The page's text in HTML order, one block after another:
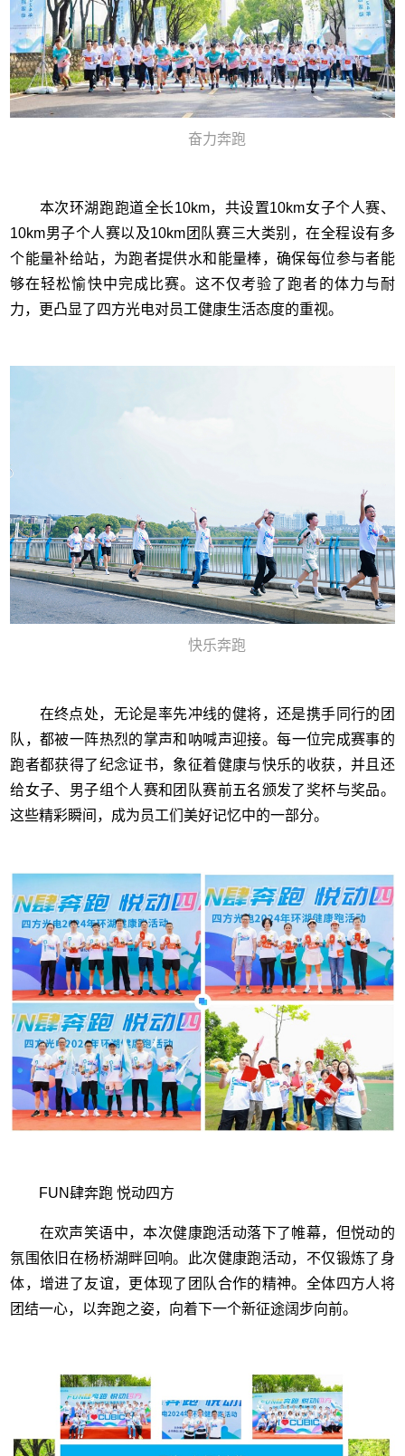
奋力奔跑
本次环湖跑跑道全长10km，共设置10km女子个人赛、
10km男子个人赛以及10km团队赛三大类别，在全程设有多
个能量补给站，为跑者提供水和能量棒，确保每位参与者能
够在轻松愉快中完成比赛。这不仅考验了跑者的体力与耐
力，更凸显了四方光电对员工健康生活态度的重视。
快乐奔跑
在终点处，无论是率先冲线的健将，还是携手同行的团
队，都被一阵热烈的掌声和呐喊声迎接。每一位完成赛事的
跑者都获得了纪念证书，象征着健康与快乐的收获，并且还
给女子、男子组个人赛和团队赛前五名颁发了奖杯与奖品。
这些精彩瞬间，成为员工们美好记忆中的一部分。
FUN肆奔跑 悦动四方
在欢声笑语中，本次健康跑活动落下了帷幕，但悦动的
氛围依旧在杨桥湖畔回响。此次健康跑活动，不仅锻炼了身
体，增进了友谊，更体现了团队合作的精神。全体四方人将
团结一心，以奔跑之姿，向着下一个新征途阔步向前。